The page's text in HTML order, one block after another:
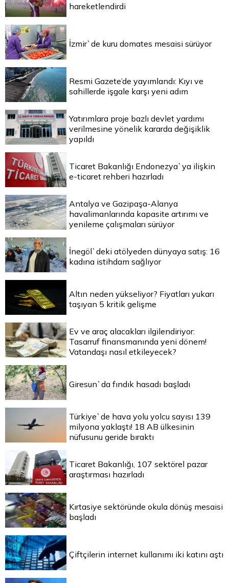
hareketlendirdi
İzmir`de kuru domates mesaisi sürüyor
Resmi Gazete’de yayımlandı: Kıyı ve
sahillerde işgale karşı yeni adım
Yatırımlara proje bazlı devlet yardımı
verilmesine yönelik kararda değişiklik
yapıldı
Ticaret Bakanlığı Endonezya`ya ilişkin
e-ticaret rehberi hazırladı
Antalya ve Gazipaşa-Alanya
havalimanlarında kapasite artırımı ve
yenileme çalışmaları sürüyor
İnegöl`deki atölyeden dünyaya satış: 16
kadına istihdam sağlıyor
Altın neden yükseliyor? Fiyatları yukarı
taşıyan 5 kritik gelişme
Ev ve araç alacakları ilgilendiriyor:
Tasarruf finansmanında yeni dönem!
Vatandaşı nasıl etkileyecek?
Giresun`da fındık hasadı başladı
Türkiye`de hava yolu yolcu sayısı 139
milyona yaklaştı! 18 AB ülkesinin
nüfusunu geride bıraktı
Ticaret Bakanlığı, 107 sektörel pazar
araştırması hazırladı
Kırtasiye sektöründe okula dönüş mesaisi
başladı
Çiftçilerin internet kullanımı iki katını aştı